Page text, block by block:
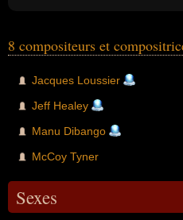
8 compositeurs et
Jacques Loussier
Jeff Healey
Manu Dibango
McCoy Tyner
Sexes